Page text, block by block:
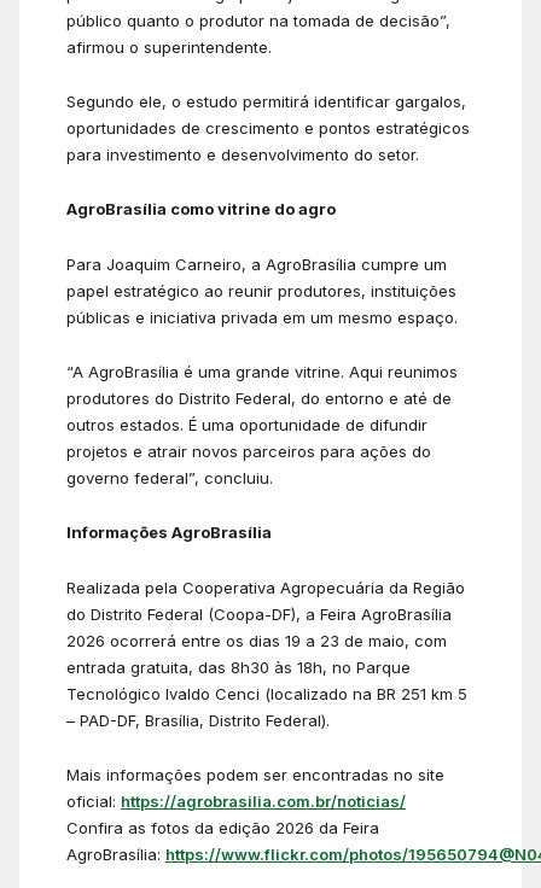
público quanto o produtor na tomada de decisão”,
afirmou o superintendente.
Segundo ele, o estudo permitirá identificar gargalos,
oportunidades de crescimento e pontos estratégicos
para investimento e desenvolvimento do setor.
AgroBrasília como vitrine do agro
Para Joaquim Carneiro, a AgroBrasília cumpre um
papel estratégico ao reunir produtores, instituições
públicas e iniciativa privada em um mesmo espaço.
“A AgroBrasília é uma grande vitrine. Aqui reunimos
produtores do Distrito Federal, do entorno e até de
outros estados. É uma oportunidade de difundir
projetos e atrair novos parceiros para ações do
governo federal”, concluiu.
Informações AgroBrasília
Realizada pela Cooperativa Agropecuária da Região
do Distrito Federal (Coopa-DF), a Feira AgroBrasília
2026 ocorrerá entre os dias 19 a 23 de maio, com
entrada gratuita, das 8h30 às 18h, no Parque
Tecnológico Ivaldo Cenci (localizado na BR 251 km 5
– PAD-DF, Brasília, Distrito Federal).
Mais informações podem ser encontradas no site
oficial: https://agrobrasilia.com.br/noticias/
Confira as fotos da edição 2026 da Feira
AgroBrasília: https://www.flickr.com/photos/